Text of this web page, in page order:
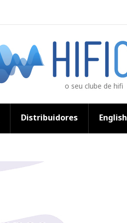
o seu clube de hifi
Distribuidores English